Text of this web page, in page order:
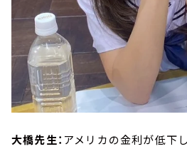
大橋先生： アメリカの金利が低下